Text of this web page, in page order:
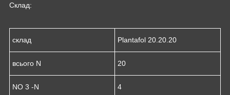
Склад:
склад Plantafol 20.20.20
всього N 20
NO 3 -N 4